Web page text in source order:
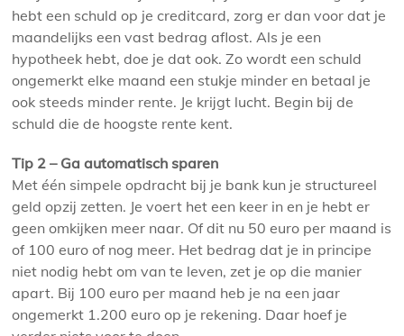
hebt een schuld op je creditcard, zorg er dan voor dat je
maandelijks een vast bedrag aflost. Als je een
hypotheek hebt, doe je dat ook. Zo wordt een schuld
ongemerkt elke maand een stukje minder en betaal je
ook steeds minder rente. Je krijgt lucht. Begin bij de
schuld die de hoogste rente kent.
Tip 2 – Ga automatisch sparen
Met één simpele opdracht bij je bank kun je structureel
geld opzij zetten. Je voert het een keer in en je hebt er
geen omkijken meer naar. Of dit nu 50 euro per maand is
of 100 euro of nog meer. Het bedrag dat je in principe
niet nodig hebt om van te leven, zet je op die manier
apart. Bij 100 euro per maand heb je na een jaar
ongemerkt 1.200 euro op je rekening. Daar hoef je